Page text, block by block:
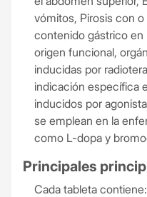
vómitos, Pirosis con
contenido gástrico en
origen funcional,
inducidas por
indicación específica
inducidos por
se emplean en la
como L-dopa y
Principales
Cada tableta